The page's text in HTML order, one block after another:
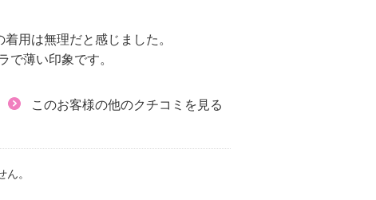
用は無理だと感じました。
薄い印象です。
このお客様の他のクチコミを見る
。